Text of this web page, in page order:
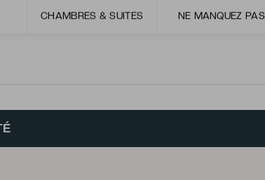
CHAMBRES & SUITES NE MANQUEZ PAS
des années 30 des chambres et des suites.